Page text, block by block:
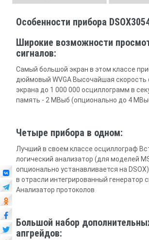
Особенности прибора
Широкие возможности
сигналов:
Самый большой экран в этом классе
дюймовый WVGA Высочайшая скорость
экрана до 1 000 000 осциллограмм в
память - 2 МВыб (опционально до 4
Четыре прибора в одном:
Лучший в своем классе осциллограф
логический анализатор (для моделей
опционально устанавливается на
в отрасли интегрированный генератор
Анализатор протоколов
Большой набор
апгрейдов: